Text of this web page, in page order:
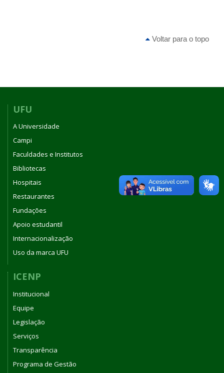
Voltar para o topo
UFU
A Universidade
Campi
Faculdades e Institutos
Bibliotecas
Hospitais
Restaurantes
Fundações
Apoio estudantil
Internacionalização
Uso da marca UFU
ICENP
Institucional
Equipe
Legislação
Serviços
Transparência
Programa de Gestão